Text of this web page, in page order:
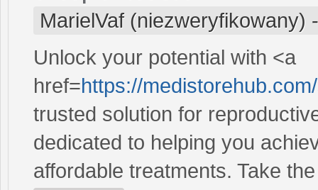
MarielVaf (niezweryfikowany)
Unlock your potential with <a
href=https://
trusted solution for
dedicated to helping you
affordable treatments. Take